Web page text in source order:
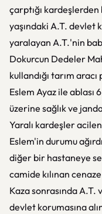
çarptığı
yaşındaki A.T. devlet
yaralayan A.T.'nin
Dokurcun Dedeler
kullandığı tarım
Eslem Ayaz ile ablası
üzerine sağlık ve
Yaralı kardeşler
Eslem'in durumu
diğer bir hastaneye
camide kılınan
Kaza sonrasında A.T.
devlet korumasına